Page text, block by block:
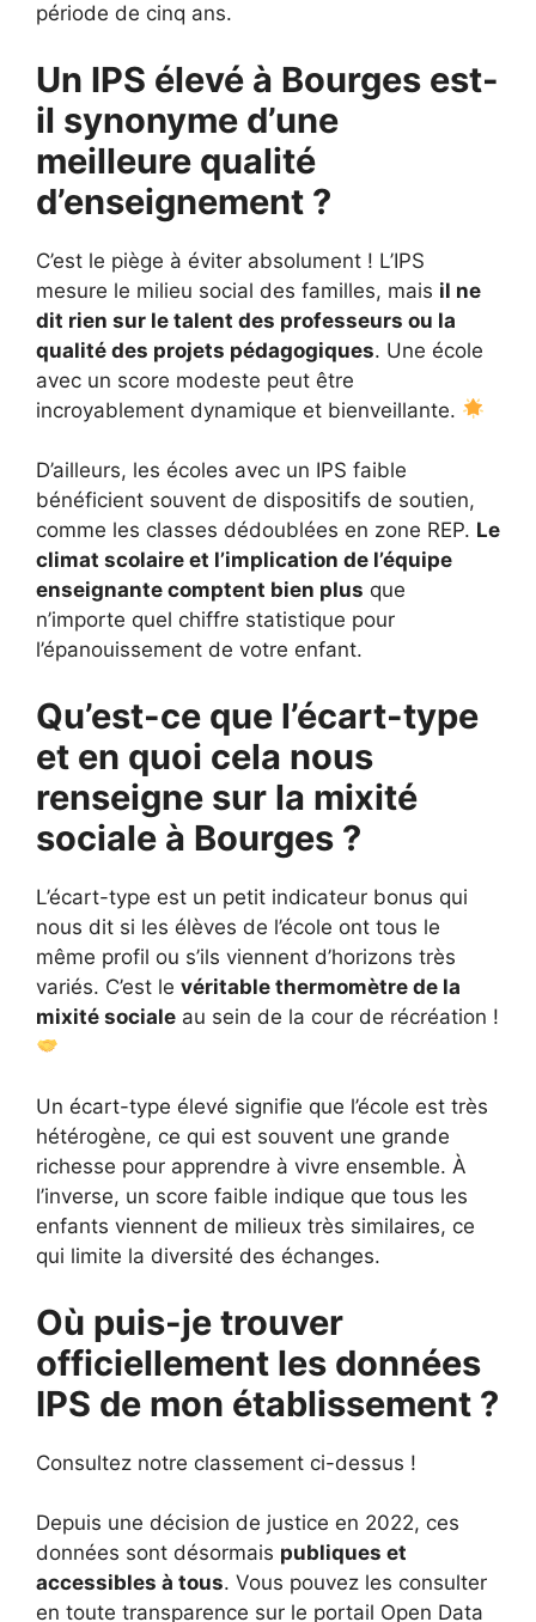
période de cinq ans.
Un IPS élevé à Bourges est-
il synonyme d’une
meilleure qualité
d’enseignement ?
C’est le piège à éviter absolument ! L’IPS
mesure le milieu social des familles, mais il ne
dit rien sur le talent des professeurs ou la
qualité des projets pédagogiques. Une école
avec un score modeste peut être
incroyablement dynamique et bienveillante.
D’ailleurs, les écoles avec un IPS faible
bénéficient souvent de dispositifs de soutien,
comme les classes dédoublées en zone REP. Le
climat scolaire et l’implication de l’équipe
enseignante comptent bien plus que
n’importe quel chiffre statistique pour
l’épanouissement de votre enfant.
Qu’est-ce que l’écart-type
et en quoi cela nous
renseigne sur la mixité
sociale à Bourges ?
L’écart-type est un petit indicateur bonus qui
nous dit si les élèves de l’école ont tous le
même profil ou s’ils viennent d’horizons très
variés. C’est le véritable thermomètre de la
mixité sociale au sein de la cour de récréation !
Un écart-type élevé signifie que l’école est très
hétérogène, ce qui est souvent une grande
richesse pour apprendre à vivre ensemble. À
l’inverse, un score faible indique que tous les
enfants viennent de milieux très similaires, ce
qui limite la diversité des échanges.
Où puis-je trouver
officiellement les données
IPS de mon établissement ?
Consultez notre classement ci-dessus !
Depuis une décision de justice en 2022, ces
données sont désormais publiques et
accessibles à tous. Vous pouvez les consulter
en toute transparence sur le portail Open Data